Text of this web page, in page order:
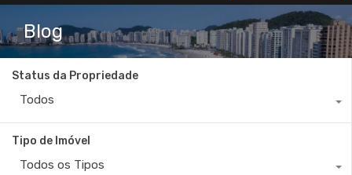
Blog
Status da Propriedade
Todos
Tipo de Imóvel
Todos os Tipos